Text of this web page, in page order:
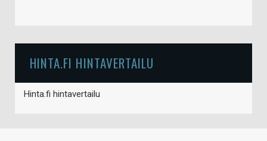
HINTA.FI HINTAVERTAILU
Hinta.fi hintavertailu